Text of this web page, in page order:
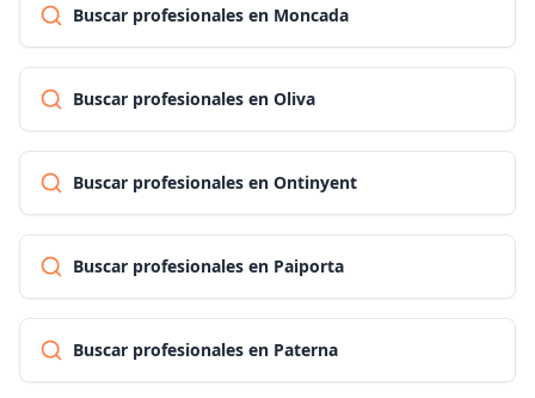
Buscar profesionales en Moncada
Buscar profesionales en Oliva
Buscar profesionales en Ontinyent
Buscar profesionales en Paiporta
Buscar profesionales en Paterna